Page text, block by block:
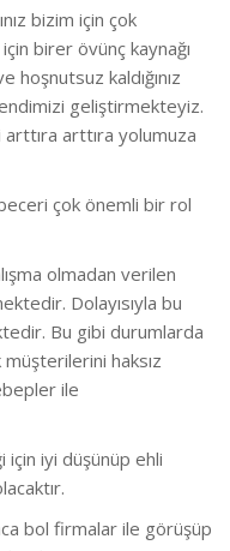
bizim için çok
birer övünç kaynağı
hoşnutsuz kaldığınız
geliştirmekteyiz.
arttıra yolumuza
çok önemli bir rol
olmadan verilen
Dolayısıyla bu
Bu gibi durumlarda
haksız
ile
için iyi düşünüp ehli
bol firmalar ile görüşüp